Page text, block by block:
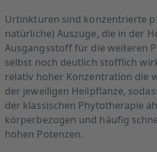
Urtinkturen sind konzentrierte
natürliche) Auszüge, die in der
Ausgangsstoff für die weiteren
selbst noch deutlich stofflich
relativ hoher Konzentration die
der jeweiligen Heilpflanze,
der klassischen Phytotherapie
körperbezogen und häufig
hohen Potenzen.